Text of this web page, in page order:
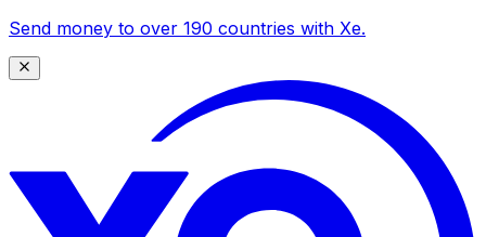
Send money to over 190 countries with Xe.